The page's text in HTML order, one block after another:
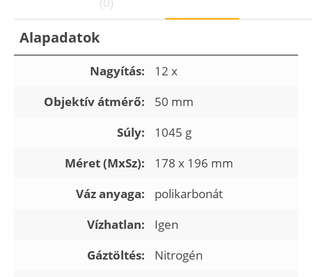
Alapadatok
Nagyítás:
12 x
Objektív átmérő:
50 mm
Súly:
1045 g
Méret (MxSz):
178 x 196 mm
Váz anyaga:
polikarbonát
Vízhatlan:
Igen
Gáztöltés:
Nitrogén